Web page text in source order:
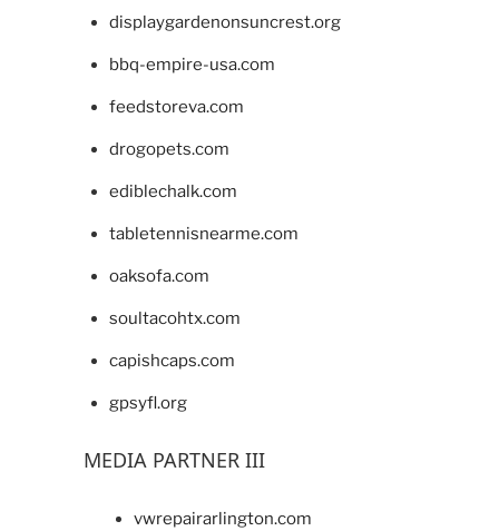
displaygardenonsuncrest.org
bbq-empire-usa.com
feedstoreva.com
drogopets.com
ediblechalk.com
tabletennisnearme.com
oaksofa.com
soultacohtx.com
capishcaps.com
gpsyfl.org
MEDIA PARTNER III
vwrepairarlington.com